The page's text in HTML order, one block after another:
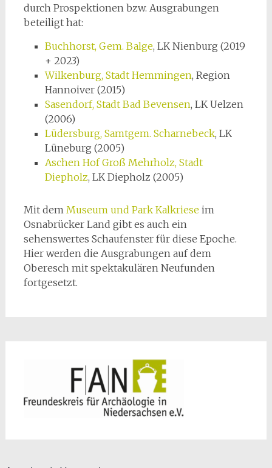
durch Prospektionen bzw. Ausgrabungen
beteiligt hat:
Buchhorst, Gem. Balge, LK Nienburg (2019
+ 2023)
Wilkenburg, Stadt Hemmingen, Region
Hannoiver (2015)
Sasendorf, Stadt Bad Bevensen, LK Uelzen
(2006)
Lüdersburg, Samtgem. Scharnebeck, LK
Lüneburg (2005)
Aschen Hof Groß Mehrholz, Stadt
Diepholz, LK Diepholz (2005)
Mit dem Museum und Park Kalkrieseim
Osnabrücker Land gibt es auch ein
sehenswertes Schaufenster für diese Epoche.
Hier werden die Ausgrabungen auf dem
Oberesch mit spektakulären Neufunden
fortgesetzt.